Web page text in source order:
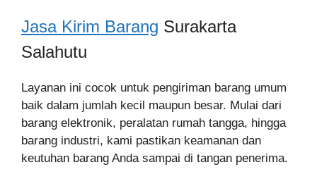
Jasa Kirim Barang Surakarta
Salahutu
Layanan ini cocok untuk pengiriman barang umum
baik dalam jumlah kecil maupun besar. Mulai dari
barang elektronik, peralatan rumah tangga, hingga
barang industri, kami pastikan keamanan dan
keutuhan barang Anda sampai di tangan penerima.